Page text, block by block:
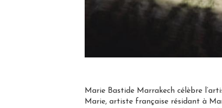
Marie Bastide Marrakech célèbre
Marie, artiste française résidant à